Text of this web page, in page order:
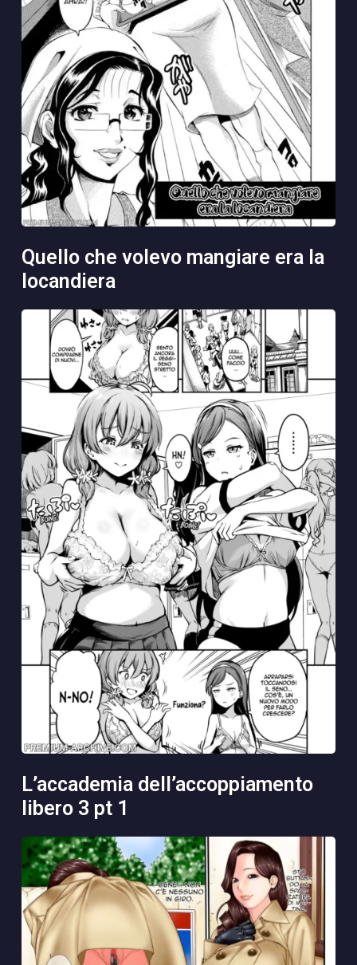
quello che volevo mangiare era la
locandiera
l’accademia dell’accoppiamento
libero 3 pt 1